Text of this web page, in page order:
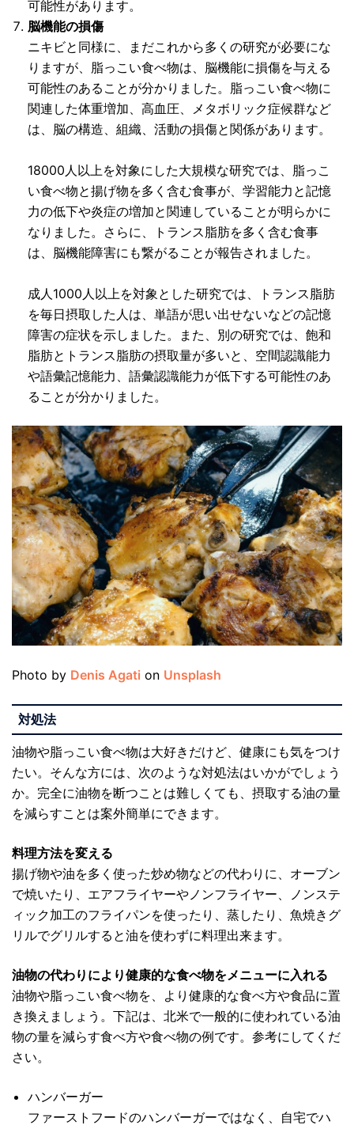
可能性があります。
脳機能の損傷
ニキビと同様に、まだこれから多くの研究が必要にな
りますが、脂っこい食べ物は、脳機能に損傷を与える
可能性のあることが分かりました。脂っこい食べ物に
関連した体重増加、高血圧、メタボリック症候群など
は、脳の構造、組織、活動の損傷と関係があります。
18000人以上を対象にした大規模な研究では、脂っこ
い食べ物と揚げ物を多く含む食事が、学習能力と記憶
力の低下や炎症の増加と関連していることが明らかに
なりました。さらに、トランス脂肪を多く含む食事
は、脳機能障害にも繋がることが報告されました。
成人1000人以上を対象とした研究では、トランス脂肪
を毎日摂取した人は、単語が思い出せないなどの記憶
障害の症状を示しました。また、別の研究では、飽和
脂肪とトランス脂肪の摂取量が多いと、空間認識能力
や語彙記憶能力、語彙認識能力が低下する可能性のあ
ることが分かりました。
Photo by Denis Agati on Unsplash
対処法
油物や脂っこい食べ物は大好きだけど、健康にも気をつけ
たい。そんな方には、次のような対処法はいかがでしょう
か。完全に油物を断つことは難しくても、摂取する油の量
を減らすことは案外簡単にできます。
料理方法を変える
揚げ物や油を多く使った炒め物などの代わりに、オーブン
で焼いたり、エアフライヤーやノンフライヤー、ノンステ
ィック加工のフライパンを使ったり、蒸したり、魚焼きグ
リルでグリルすると油を使わずに料理出来ます。
油物の代わりにより健康的な食べ物をメニューに入れる
油物や脂っこい食べ物を、より健康的な食べ方や食品に置
き換えましょう。下記は、北米で一般的に使われている油
物の量を減らす食べ方や食べ物の例です。参考にしてくだ
さい。
ハンバーガー
ファーストフードのハンバーガーではなく、自宅でハ